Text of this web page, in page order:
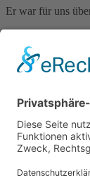
Er war für uns
ganze
Immer wieder
Zurück
Voriger
Nächster
Zum Logbuch
Cookie-